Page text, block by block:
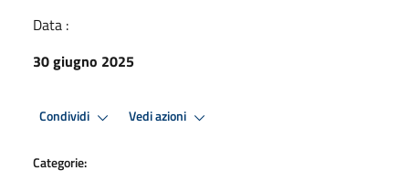
Data :
30 giugno 2025
Condividi Vedi azioni
Categorie: